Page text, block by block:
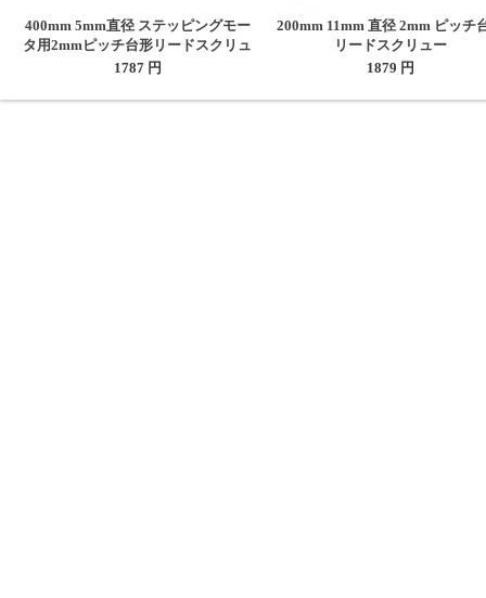
400mm 5mm直径 ステッピングモー
タ用2mmピッチ台形リードスクリュ
ー
1787 円
200mm 11mm 直径 2mm ピッチ
リードスクリュー
1879 円